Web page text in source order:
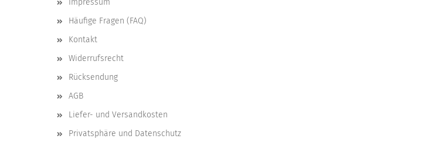
Impressum
Häufige Fragen (FAQ)
Kontakt
Widerrufsrecht
Rücksendung
AGB
Liefer- und Versandkosten
Privatsphäre und Datenschutz